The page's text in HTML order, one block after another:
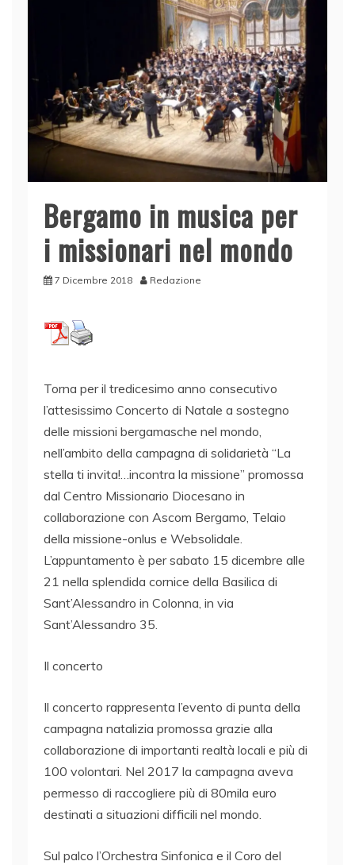
Bergamo in musica per
i missionari nel mondo
7 Dicembre 2018 Redazione
Torna per il tredicesimo anno consecutivo
l’attesissimo Concerto di Natale a sostegno
delle missioni bergamasche nel mondo,
nell’ambito della campagna di solidarietà “La
stella ti invita!…incontra la missione” promossa
dal Centro Missionario Diocesano in
collaborazione con Ascom Bergamo, Telaio
della missione-onlus e Websolidale.
L’appuntamento è per sabato 15 dicembre alle
21 nella splendida cornice della Basilica di
Sant’Alessandro in Colonna, in via
Sant’Alessandro 35.
Il concerto
Il concerto rappresenta l’evento di punta della
campagna natalizia promossa grazie alla
collaborazione di importanti realtà locali e più di
100 volontari. Nel 2017 la campagna aveva
permesso di raccogliere più di 80mila euro
destinati a situazioni difficili nel mondo.
Sul palco l’Orchestra Sinfonica e il Coro del